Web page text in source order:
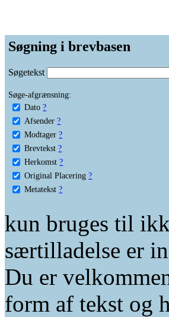
Søgning i brevbasen
Søgetekst
Søge-afgrænsning:
Dato ?
Afsender ?
Modtager ?
Brevtekst ?
Herkomst ?
Original Placering ?
Metatekst ?
kun bruges til
særtilladelse er
Du er
form af tekst og